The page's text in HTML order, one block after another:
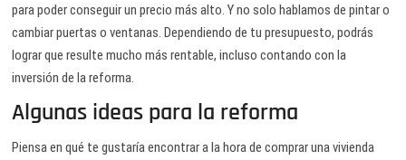
para poder conseguir un precio más alto. Y no solo hablamos de pintar o
cambiar puertas o ventanas. Dependiendo de tu presupuesto, podrás
lograr que resulte mucho más rentable, incluso contando con la
inversión de la reforma.
Algunas ideas para la reforma
Piensa en qué te gustaría encontrar a la hora de comprar una vivienda